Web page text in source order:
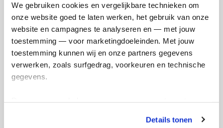
We gebruiken cookies en vergelijkbare technieken om
onze website goed te laten werken, het gebruik van onze
website en campagnes te analyseren en — met jouw
toestemming — voor marketingdoeleinden. Met jouw
toestemming kunnen wij en onze partners gegevens
verwerken, zoals surfgedrag, voorkeuren en technische
gegevens.
tonen. Je kunt je toestemming op elk moment wijzigen of
Details tonen